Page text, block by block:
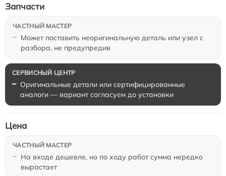
Может поставить неоригинальную деталь или узел с
разбора, не предупредив
Запчасти
Оригинальные детали или сертифицированные
аналоги — вариант согласуем до установки
На входе дешевле, но по ходу работ сумма нередко
вырастает
Цена